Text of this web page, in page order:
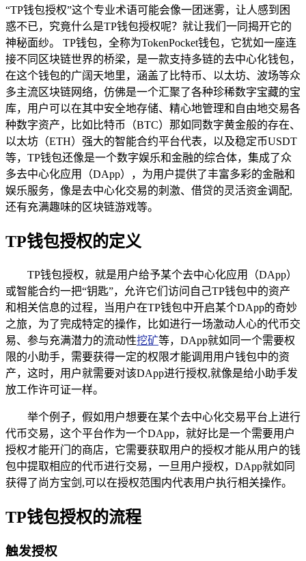
“TP钱包授权”这个专业术语可能会像一团迷雾，让人感到困
惑不已，究竟什么是TP钱包授权呢？就让我们一同揭开它的
神秘面纱。 TP钱包，全称为TokenPocket钱包，它犹如一座连
接不同区块链世界的桥梁，是一款支持多链的去中心化钱包，
在这个钱包的广阔天地里，涵盖了比特币、以太坊、波场等众
多主流区块链网络，仿佛是一个汇聚了各种珍稀数字宝藏的宝
库，用户可以在其中安全地存储、精心地管理和自由地交易各
种数字资产，比如比特币（BTC）那如同数字黄金般的存在、
以太坊（ETH）强大的智能合约平台代表，以及稳定币USDT
等，TP钱包还像是一个数字娱乐和金融的综合体，集成了众
多去中心化应用（DApp），为用户提供了丰富多彩的金融和
娱乐服务，像是去中心化交易的刺激、借贷的灵活资金调配,
还有充满趣味的区块链游戏等。
TP钱包授权的定义
TP钱包授权，就是用户给予某个去中心化应用（DApp）
或智能合约一把“钥匙”，允许它们访问自己TP钱包中的资产
和相关信息的过程，当用户在TP钱包中开启某个DApp的奇妙
之旅，为了完成特定的操作，比如进行一场激动人心的代币交
易、参与充满潜力的流动性挖矿等，DApp就如同一个需要权
限的小助手，需要获得一定的权限才能调用用户钱包中的资
产，这时，用户就需要对该DApp进行授权,就像是给小助手发
放工作许可证一样。
举个例子，假如用户想要在某个去中心化交易平台上进行
代币交易，这个平台作为一个DApp，就好比是一个需要用户
授权才能开门的商店，它需要获取用户的授权才能从用户的钱
包中提取相应的代币进行交易，一旦用户授权，DApp就如同
获得了尚方宝剑,可以在授权范围内代表用户执行相关操作。
TP钱包授权的流程
触发授权